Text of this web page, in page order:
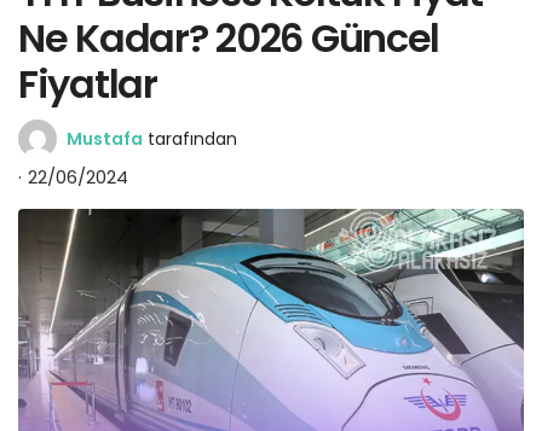
Ne Kadar? 2026 Güncel
Fiyatlar
Mustafa tarafından
22/06/2024